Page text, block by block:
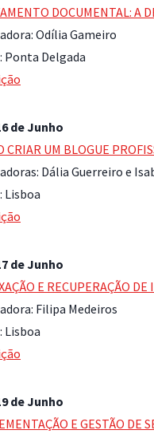
DOCUMENTAL: A
Odília Gameiro
Ponta Delgada
de Junho
CRIAR UM BLOGUE
Dália Guerreiro e
Lisboa
de Junho
E RECUPERAÇÃO
Filipa Medeiros
Lisboa
de Junho
E GESTÃO DE